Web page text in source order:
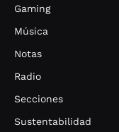
Gaming
Música
Notas
Radio
Secciones
Sustentabilidad